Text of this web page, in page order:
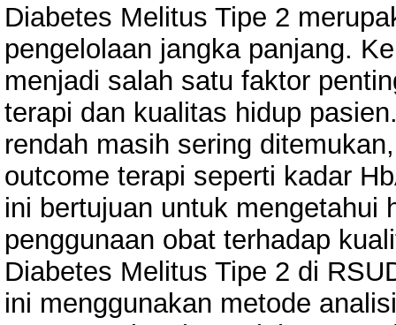
Diabetes Melitus Tipe 2
pengelolaan jangka panjang.
menjadi salah satu faktor
terapi dan kualitas hidup
rendah masih sering
outcome terapi seperti kadar
ini bertujuan untuk mengetahui
penggunaan obat terhadap
Diabetes Melitus Tipe 2 di
ini menggunakan metode